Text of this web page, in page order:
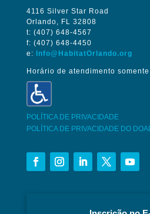
4116 Silver Star Road
Orlando, FL 32808
t: (407) 648-4567
f: (407) 648-4450
e: Info@HabitatOrlando.org
Horário de atendimento somente
POLÍTICA DE PRIVACIDADE
POLÍTICA DE PRIVACIDADE DO